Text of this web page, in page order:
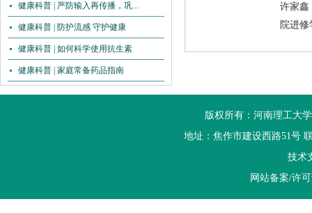
健康科普 | 严防输入再传播，巩...
健康科普 | 防护流感 守护健康
健康科普 | 如何科学使用抗生素
健康科普 | 家庭常备药品指南
许家鑫
院进
版权所有：河南理工大
地址：焦作市建设西路51号
技术
网站备案/许